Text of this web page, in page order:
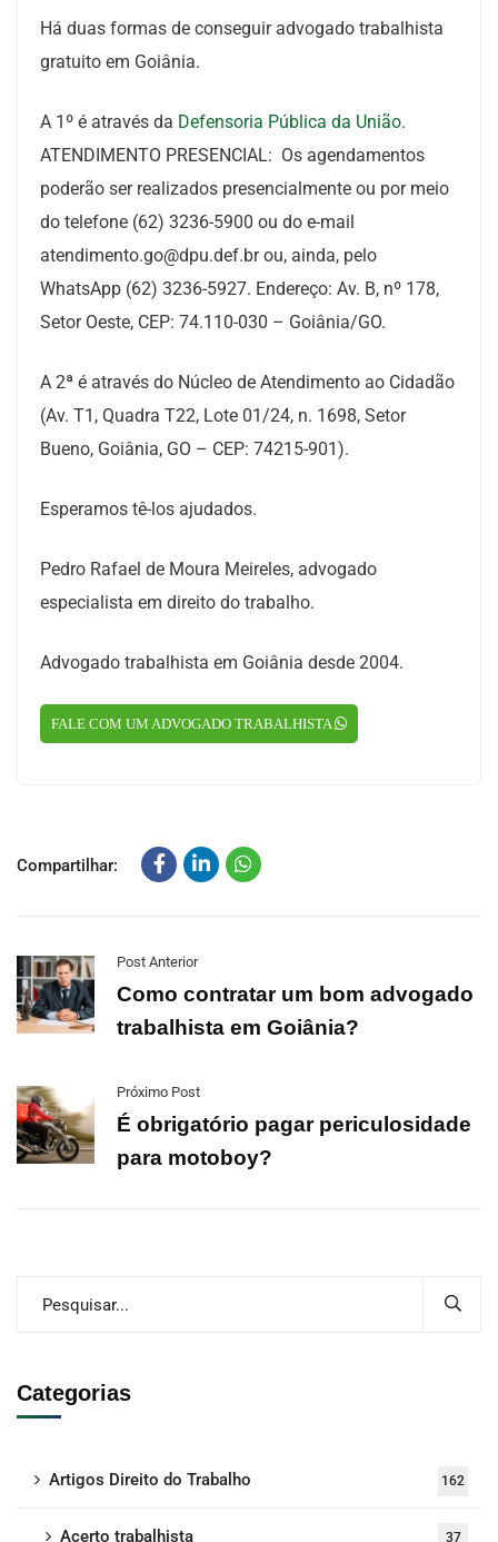
Há duas formas de conseguir advogado trabalhista
gratuito em Goiânia.
A 1º é através da Defensoria Pública da União.
ATENDIMENTO PRESENCIAL: Os agendamentos
poderão ser realizados presencialmente ou por meio
do telefone (62) 3236-5900 ou do e-mail
atendimento.go@dpu.def.br ou, ainda, pelo
WhatsApp (62) 3236-5927. Endereço: Av. B, nº 178,
Setor Oeste, CEP: 74.110-030 – Goiânia/GO.
A 2ª é através do Núcleo de Atendimento ao Cidadão
(Av. T1, Quadra T22, Lote 01/24, n. 1698, Setor
Bueno, Goiânia, GO – CEP: 74215-901).
Esperamos tê-los ajudados.
Pedro Rafael de Moura Meireles, advogado
especialista em direito do trabalho.
Advogado trabalhista em Goiânia desde 2004.
FALE COM UM ADVOGADO TRABALHISTA
Compartilhar:
Post Anterior
Como contratar um bom advogado
trabalhista em Goiânia?
Próximo Post
É obrigatório pagar periculosidade
para motoboy?
Categorias
Artigos Direito do Trabalho 162
Acerto trabalhista 37